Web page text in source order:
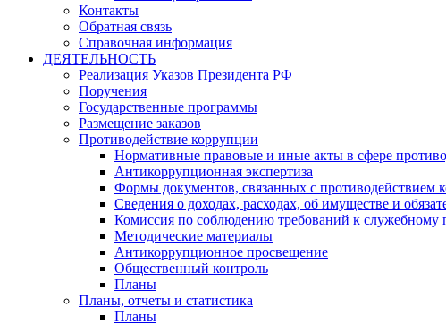
Контакты
Обратная связь
Справочная информация
ДЕЯТЕЛЬНОСТЬ
Реализация Указов Президента РФ
Поручения
Государственные программы
Размещение заказов
Противодействие коррупции
Нормативные правовые и иные акты в сфере
Антикоррупционная экспертиза
Формы документов, связанных с противодействием
Сведения о доходах, расходах, об имуществе и
Комиссия по соблюдению требований к служебному
Методические материалы
Антикоррупционное просвещение
Общественный контроль
Планы
Планы, отчеты и статистика
Планы